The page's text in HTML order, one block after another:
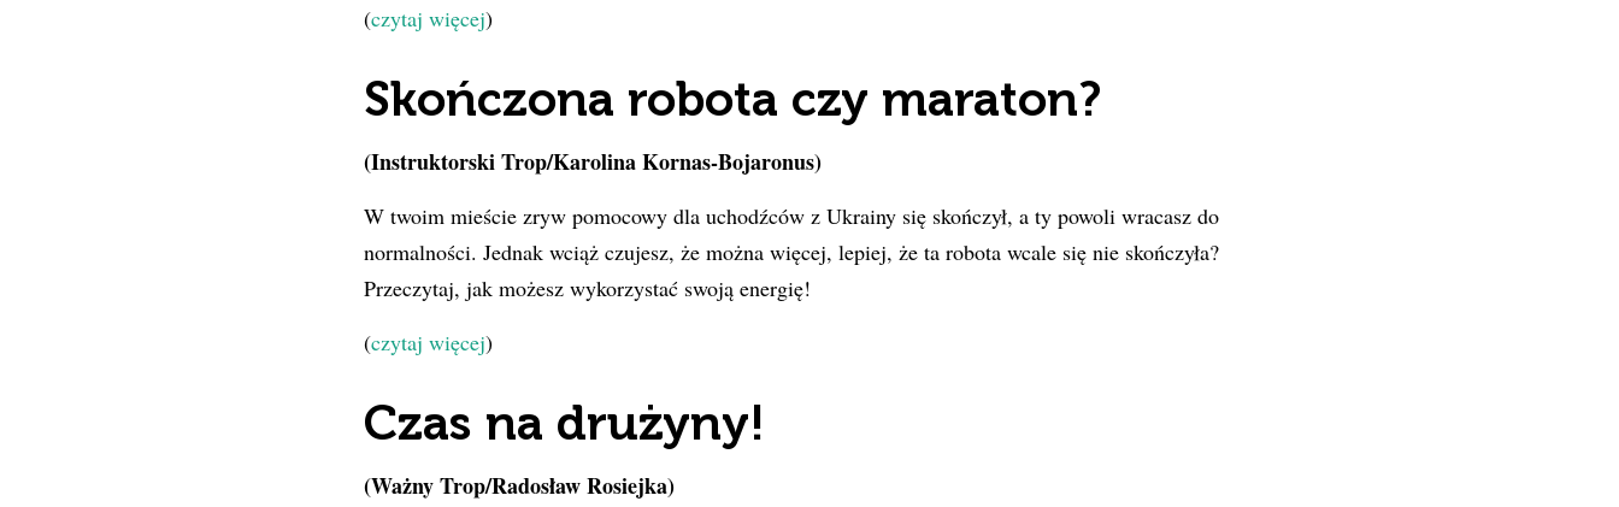
(czytaj więcej)
Skończona robota czy maraton?
(Instruktorski Trop/Karolina Kornas-Bojaronus)
W twoim mieście zryw pomocowy dla uchodźców z Ukrainy się skończył, a ty powoli wracasz do
normalności. Jednak wciąż czujesz, że można więcej, lepiej, że ta robota wcale się nie skończyła?
Przeczytaj, jak możesz wykorzystać swoją energię!
(czytaj więcej)
Czas na drużyny!
(Ważny Trop/Radosław Rosiejka)